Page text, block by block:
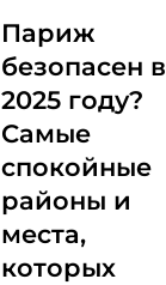
Париж
безопасен в
2025 году?
Самые
спокойные
районы и
места,
которых